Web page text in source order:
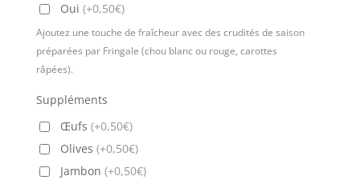
Oui (+0,50€)
Ajoutez une touche de fraîcheur avec des crudités de saison
préparées par Fringale (chou blanc ou rouge, carottes
râpées).
Suppléments
Œufs (+0,50€)
Olives (+0,50€)
Jambon (+0,50€)